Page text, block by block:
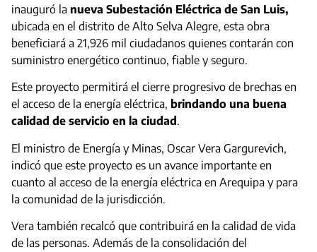
inauguró la nueva Subestación Eléctrica de San Luis,
ubicada en el distrito de Alto Selva Alegre, esta obra
beneficiará a 21,926 mil ciudadanos quienes contarán con
suministro energético continuo, fiable y seguro.
Este proyecto permitirá el cierre progresivo de brechas en
el acceso de la energía eléctrica, brindando una buena
calidad de servicio en la ciudad .
El ministro de Energía y Minas, Oscar Vera Gargurevich,
indicó que este proyecto es un avance importante en
cuanto al acceso de la energía eléctrica en Arequipa y para
la comunidad de la jurisdicción.
Vera también recalcó que contribuirá en la calidad de vida
de las personas. Además de la consolidación del